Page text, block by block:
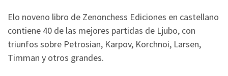
Elo noveno libro de Zenonchess Ediciones en castellano
contiene 40 de las mejores partidas de Ljubo, con
triunfos sobre Petrosian, Karpov, Korchnoi, Larsen,
Timman y otros grandes.